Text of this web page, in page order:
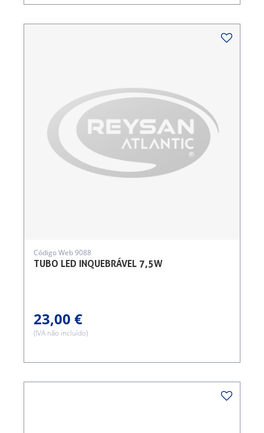
TUBO LED INQUEBRÁVEL 7,5W
Código Web 9088
23,00 €
(IVA não incluído)